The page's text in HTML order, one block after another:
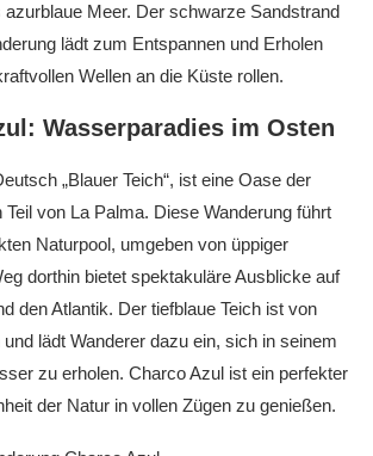
Meer. Der schwarze Sandstrand
lädt zum Entspannen und Erholen
Wellen an die Küste rollen.
Wasserparadies im Osten
„Blauer Teich“, ist eine Oase der
von La Palma. Diese Wanderung führt
Naturpool, umgeben von üppiger
dorthin bietet spektakuläre Ausblicke auf
den Atlantik. Der tiefblaue Teich ist von
lädt Wanderer dazu ein, sich in seinem
zu erholen. Charco Azul ist ein perfekter
der Natur in vollen Zügen zu genießen.